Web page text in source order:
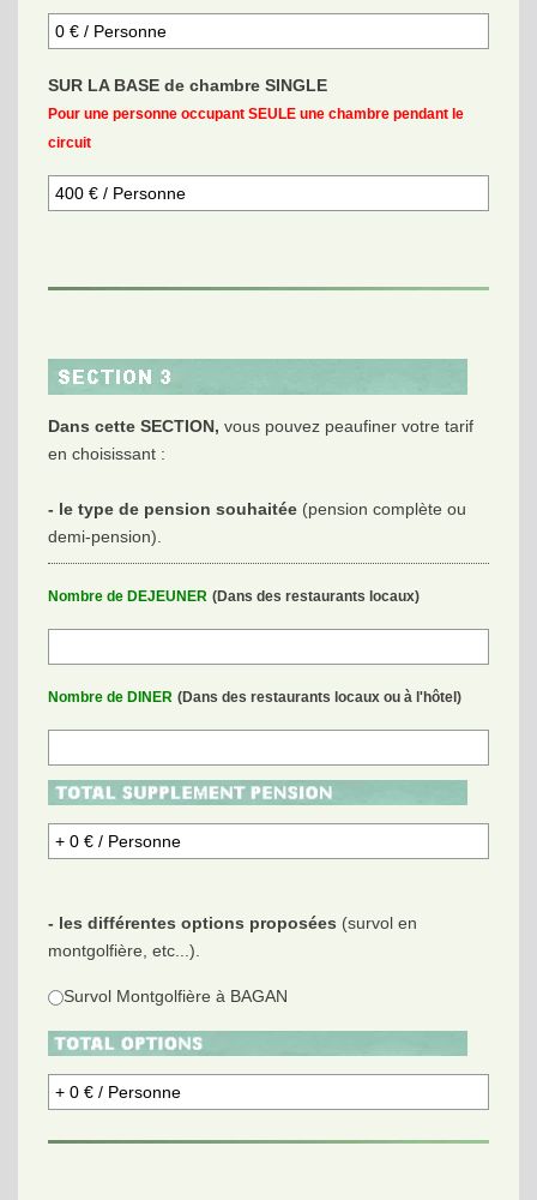
SUR LA BASE de chambre SINGLE
Pour une personne occupant SEULE une chambre pendant le
circuit
Dans cette SECTION, vous pouvez peaufiner votre tarif
en choisissant :
- le type de pension souhaitée (pension complète ou
demi-pension).
Nombre de DEJEUNER (Dans des restaurants locaux)
Nombre de DINER (Dans des restaurants locaux ou à l'hôtel)
- les différentes options proposées (survol en
montgolfière, etc...).
Survol Montgolfière à BAGAN